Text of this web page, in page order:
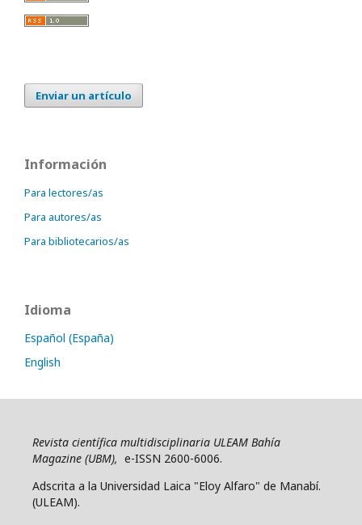
Enviar un artículo
Información
Para lectores/as
Para autores/as
Para bibliotecarios/as
Idioma
Español (España)
English
Revista científica multidisciplinaria ULEAM Bahía
Magazine (UBM), e-ISSN 2600-6006.
Adscrita a la Universidad Laica "Eloy Alfaro" de Manabí.
(ULEAM).